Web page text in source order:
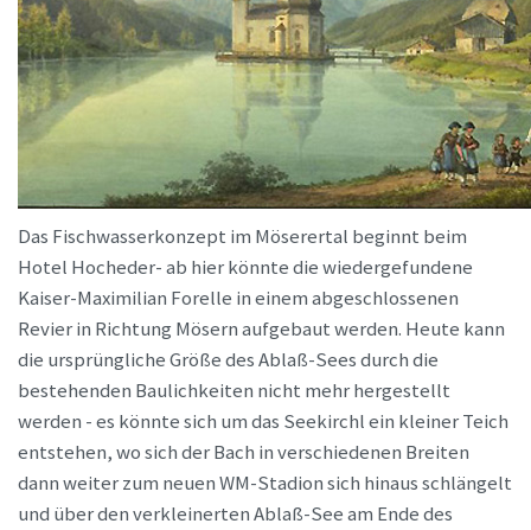
Das Fischwasserkonzept im Möserertal beginnt beim
Hotel Hocheder- ab hier könnte die wiedergefundene
Kaiser-Maximilian Forelle in einem abgeschlossenen
Revier in Richtung Mösern aufgebaut werden. Heute kann
die ursprüngliche Größe des Ablaß-Sees durch die
bestehenden Baulichkeiten nicht mehr hergestellt
werden - es könnte sich um das Seekirchl ein kleiner Teich
entstehen, wo sich der Bach in verschiedenen Breiten
dann weiter zum neuen WM-Stadion sich hinaus schlängelt
und über den verkleinerten Ablaß-See am Ende des